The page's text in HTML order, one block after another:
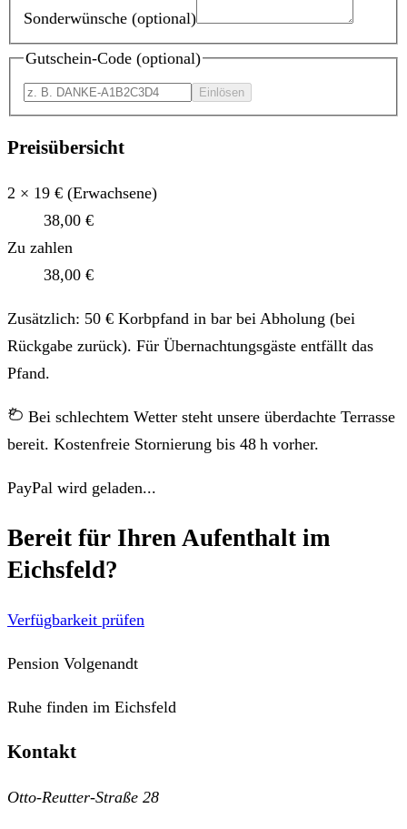
Sonderwünsche (optional)
Gutschein-Code (optional)
Einlösen
Preisübersicht
2 × 19 € (Erwachsene)
38,00 €
Zu zahlen
38,00 €
Zusätzlich: 50 € Korbpfand in bar bei Abholung (bei
Rückgabe zurück). Für Übernachtungsgäste entfällt das
Pfand.
Bei schlechtem Wetter steht unsere überdachte Terrasse
bereit. Kostenfreie Stornierung bis 48 h vorher.
PayPal wird geladen...
Bereit für Ihren Aufenthalt im
Eichsfeld?
Verfügbarkeit prüfen
Pension Volgenandt
Ruhe finden im Eichsfeld
Kontakt
Otto-Reutter-Straße 28